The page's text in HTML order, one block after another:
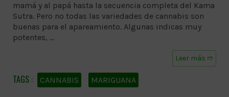
mamá y al papá hasta la secuencia completa del Kama
Sutra. Pero no todas las variedades de cannabis son
buenas para el apareamiento. Algunas indicas muy
potentes, …
Leer más ➱
CANNABIS MARIGUANA